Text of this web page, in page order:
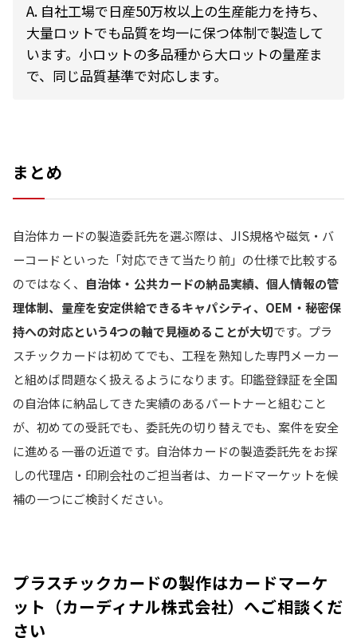
A. 自社工場で日産50万枚以上の生産能力を持ち、
大量ロットでも品質を均一に保つ体制で製造して
います。小ロットの多品種から大ロットの量産ま
で、同じ品質基準で対応します。
まとめ
自治体カードの製造委託先を選ぶ際は、JIS規格や磁気・バ
ーコードといった「対応できて当たり前」の仕様で比較する
のではなく、 自治体・公共カードの納品実績、個人情報の管
理体制、量産を安定供給できるキャパシティ、OEM・秘密保
持への対応という4つの軸で見極めることが大切です。プラ
スチックカードは初めてでも、工程を熟知した専門メーカー
と組めば問題なく扱えるようになります。印鑑登録証を全国
の自治体に納品してきた実績のあるパートナーと組むこと
が、初めての受託でも、委託先の切り替えでも、案件を安全
に進める一番の近道です。自治体カードの製造委託先をお探
しの代理店・印刷会社のご担当者は、カードマーケットを候
補の一つにご検討ください。
プラスチックカードの製作はカードマーケ
ット（カーディナル株式会社）へご相談くだ
さい